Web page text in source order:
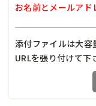
お名前とメールアド
添付ファイルは大容
URLを張り付けて下